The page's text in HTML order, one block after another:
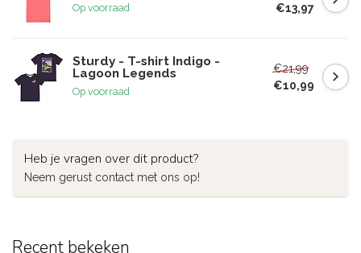
Op voorraad
€13,97
Sturdy - T-shirt Indigo -
Lagoon Legends
Op voorraad
€21,99
€10,99
Heb je vragen over dit product?
Neem gerust contact met ons op!
Recent bekeken